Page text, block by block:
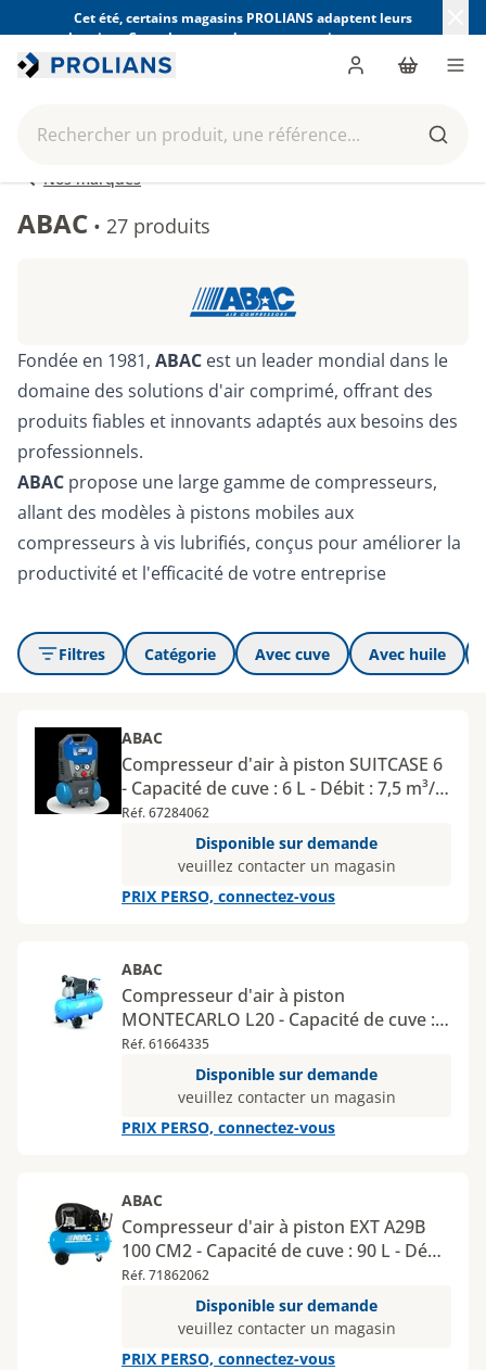
Cet été, certains magasins PROLIANS adaptent leurs
horaires. Consultez ceux de votre magasin avant votre
visite.
Rechercher un produit, une référence...
Panier
Nos marques
ABAC • 27 produits
Fondée en 1981, ABAC est un leader mondial dans le
domaine des solutions d'air comprimé, offrant des
produits fiables et innovants adaptés aux besoins des
professionnels.
ABAC propose une large gamme de compresseurs,
allant des modèles à pistons mobiles aux
compresseurs à vis lubrifiés, conçus pour améliorer la
productivité et l'efficacité de votre entreprise
Filtres Catégorie Avec cuve Avec huile
ABAC
Compresseur d'air à piston SUITCASE 6
- Capacité de cuve : 6 L - Débit : 7,5 m³/h
- Pression : 8 bar
Réf. 67284062
Disponible sur demande
veuillez contacter un magasin
PRIX PERSO, connectez-vous
ABAC
Compresseur d'air à piston
MONTECARLO L20 - Capacité de cuve :
50 L - Débit : 13,2 m³/h - Pression : 10
Réf. 61664335
Disponible sur demande
veuillez contacter un magasin
PRIX PERSO, connectez-vous
ABAC
Compresseur d'air à piston EXT A29B
100 CM2 - Capacité de cuve : 90 L - Débit
: 15,3 m³/h - Pression : 10 bar
Réf. 71862062
Disponible sur demande
veuillez contacter un magasin
PRIX PERSO, connectez-vous